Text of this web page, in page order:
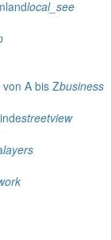
local_see
A bis Zbusiness
streetview
layers